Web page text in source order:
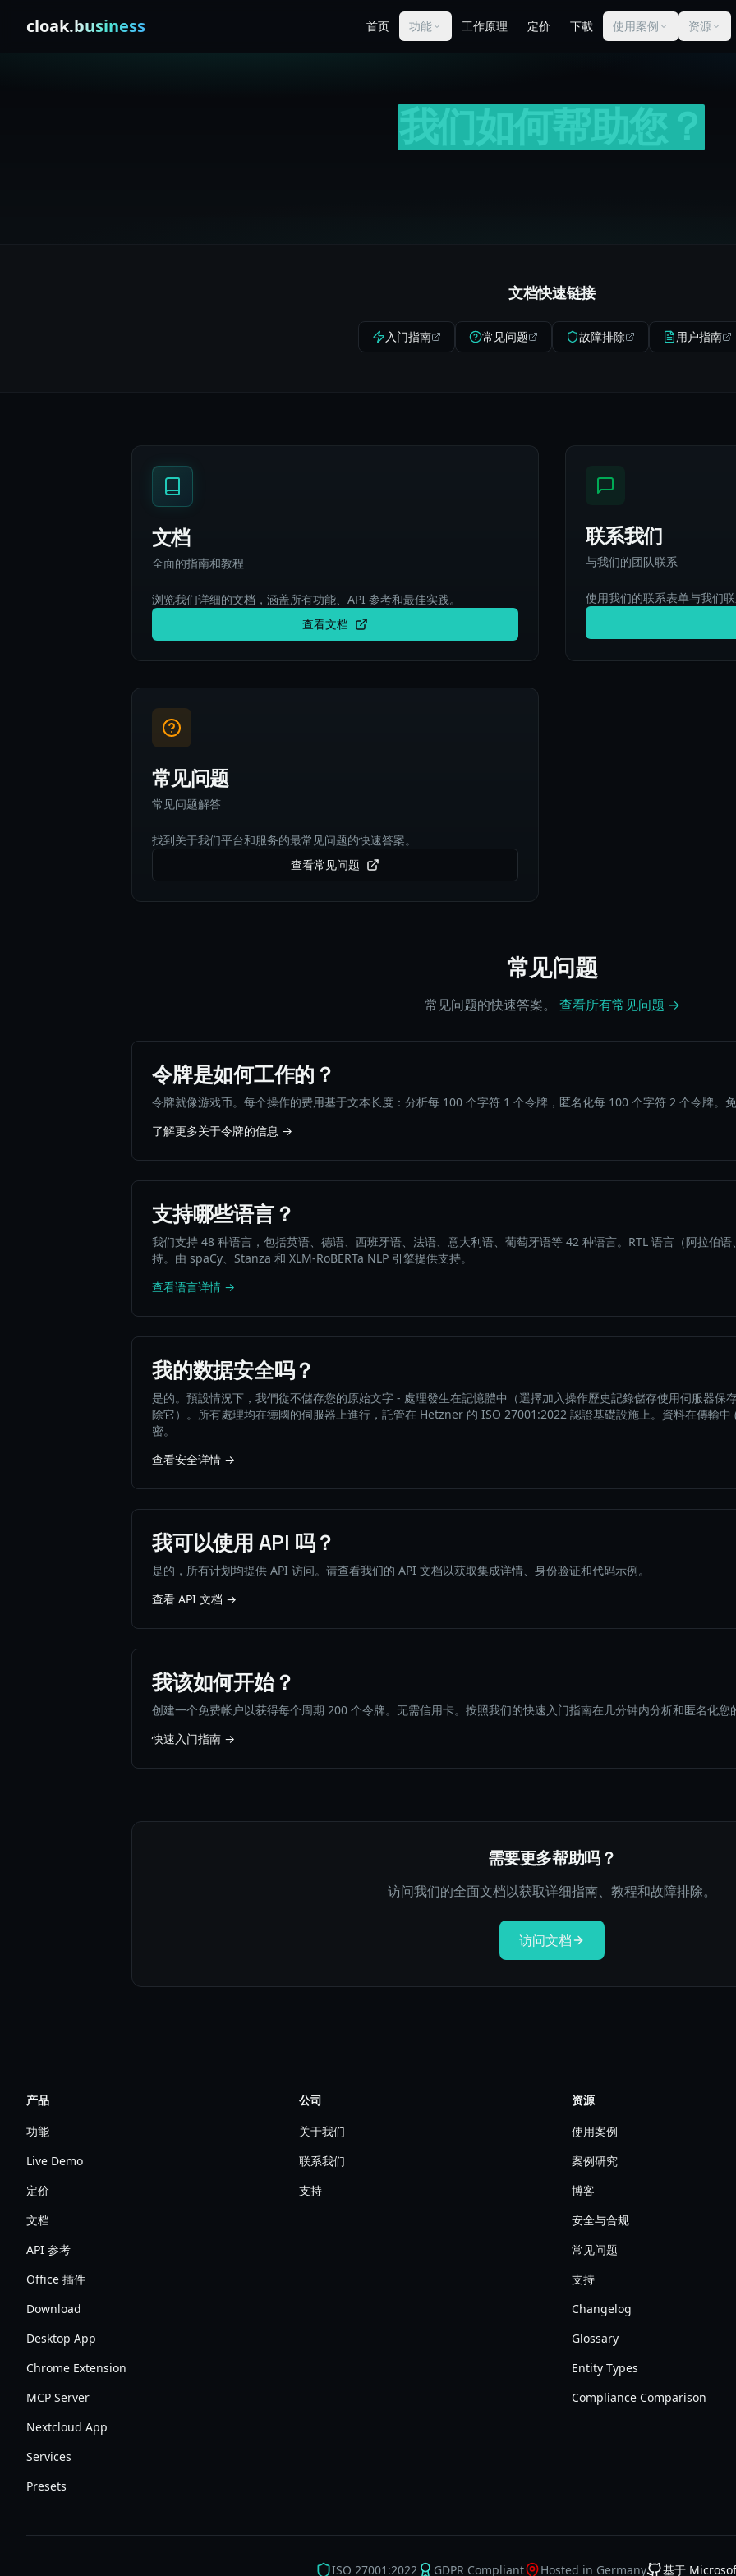
cloak.business 首页 功能 工作原理 定价 下載 使用案例 资源
文档快速链接
入门指南 常见问题 故障排除 用户指南
文档
全面的指南和教程
浏览我们详细的文档，涵盖所有功能、API 参考和最佳实践。
查看文档
联系我们
与我们的团队联系
使用我们的联系表单与我们
常见问题
常见问题解答
找到关于我们平台和服务的最常见问题的快速答案。
查看常见问题
常见问题
常见问题的快速答案。 查看所有常见问题 →
令牌是如何工作的？
令牌就像游戏币。每个操作的费用基于文本长度：分析每 100 个字符 1 个令牌，匿名化每 100 个字符 2 个令牌。
了解更多关于令牌的信息 →
支持哪些语言？
我们支持 48 种语言，包括英语、德语、西班牙语、法语、意大利语、葡萄牙语等 42 种语言。RTL 语言（阿拉伯
持。由 spaCy、Stanza 和 XLM-RoBERTa NLP 引擎提供支持。
查看语言详情 →
我的数据安全吗？
是的。預設情況下，我們從不儲存您的原始文字 - 處理發生在記憶體中（選擇加入操作歷史記錄儲存使用伺服器保
除它）。所有處理均在德國的伺服器上進行，託管在 Hetzner 的 ISO 27001:2022 認證基礎設施上。資料在傳輸中
密。
查看安全详情 →
我可以使用 API 吗？
是的，所有计划均提供 API 访问。请查看我们的 API 文档以获取集成详情、身份验证和代码示例。
查看 API 文档 →
我该如何开始？
创建一个免费帐户以获得每个周期 200 个令牌。无需信用卡。按照我们的快速入门指南在几分钟内分析和匿名化您
快速入门指南 →
需要更多帮助吗？
访问我们的全面文档以获取详细指南、教程和故障排除。
访问文档
产品
功能
Live Demo
定价
文档
API 参考
Office 插件
Download
Desktop App
Chrome Extension
MCP Server
Nextcloud App
Services
Presets
公司
关于我们
联系我们
支持
资源
使用案例
案例研究
博客
安全与合规
常见问题
支持
Changelog
Glossary
Entity Types
Compliance Comparison
ISO 27001:2022 GDPR Compliant Hosted in Germany 基于